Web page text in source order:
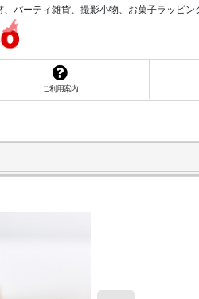
パーティ雑貨、撮影小物、お菓子ラッピン
ご利用案内